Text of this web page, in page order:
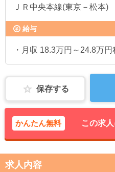
ＪＲ中央本線(東京－松本)
給与
・月収 18.3万円～24.8万
保存する
かんたん無料 この求
求人内容